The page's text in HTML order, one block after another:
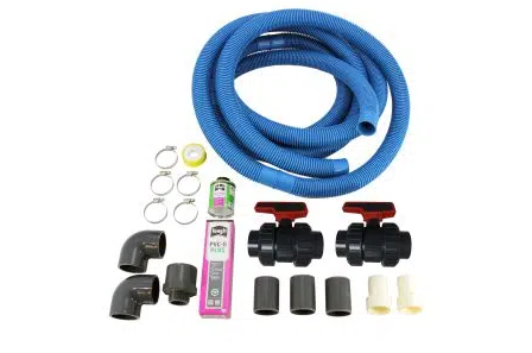
für
Miniskimmer-
Düse-
Filteranlage